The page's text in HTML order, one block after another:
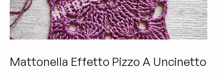
Mattonella Effetto Pizzo A Uncinetto